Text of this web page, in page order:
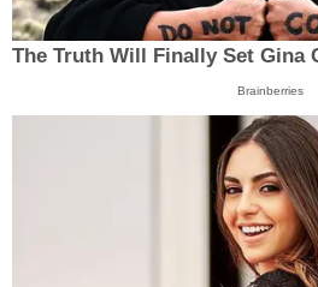
The Truth Will Finally Set Gina
Brainberries